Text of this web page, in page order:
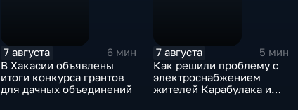
7 августа
6 мин
В Хакасии объявлены
итоги конкурса грантов
для дачных объединений
7 августа
5 мин
Как решили проблему с
электроснабжением
жителей Карабулака и